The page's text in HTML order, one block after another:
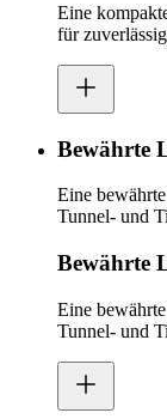
Eine
für
Bewährte
Eine
Tunnel- und
Bewährte
Eine
Tunnel- und